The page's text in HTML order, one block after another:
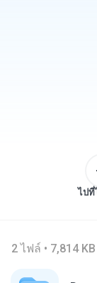
ไปที่
2 ไฟล์ • 7,814 KB